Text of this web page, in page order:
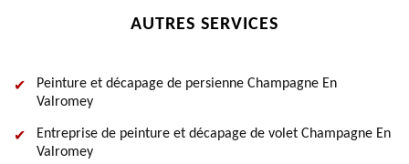
AUTRES SERVICES
Peinture et décapage de persienne Champagne En
Valromey
Entreprise de peinture et décapage de volet Champagne En
Valromey